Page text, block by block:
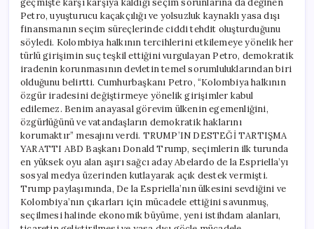
Petro, uyuşturucu kaçakçılığı ve yolsuzluk kaynaklı yasa dışı
finansmanın seçim süreçlerinde ciddi tehdit oluşturduğunu
söyledi. Kolombiya halkının tercihlerini etkilemeye yönelik her
türlü girişimin suç teşkil ettiğini vurgulayan Petro, demokratik
iradenin korunmasının devletin temel sorumluluklarından biri
olduğunu belirtti. Cumhurbaşkanı Petro, “Kolombiya halkının
özgür iradesini değiştirmeye yönelik girişimler kabul
edilemez. Benim anayasal görevim ülkenin egemenliğini,
özgürlüğünü ve vatandaşların demokratik haklarını
korumaktır” mesajını verdi. TRUMP’IN DESTEĞİ TARTIŞMA
YARATTI ABD Başkanı Donald Trump, seçimlerin ilk turunda
en yüksek oyu alan aşırı sağcı aday Abelardo de la Espriella’yı
sosyal medya üzerinden kutlayarak açık destek vermişti.
Trump paylaşımında, De la Espriella’nın ülkesini sevdiğini ve
Kolombiya’nın çıkarları için mücadele ettiğini savunmuş,
seçilmesi halinde ekonomik büyüme, yeni istihdam alanları,